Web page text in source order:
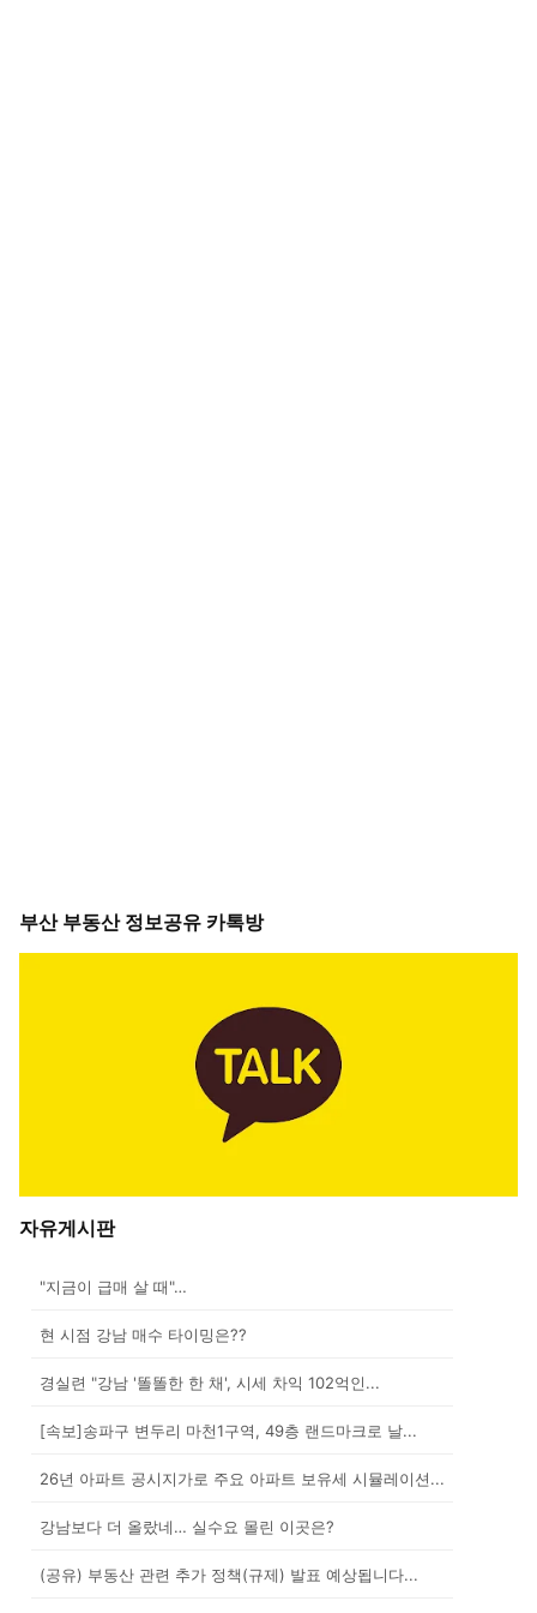
부산 부동산 정보공유 카톡방
자유게시판
"지금이 급매 살 때"…
현 시점 강남 매수 타이밍은??
경실련 "강남 '똘똘한 한 채', 시세 차익 102억인...
[속보]송파구 변두리 마천1구역, 49층 랜드마크로 날...
26년 아파트 공시지가로 주요 아파트 보유세 시뮬레이션...
강남보다 더 올랐네… 실수요 몰린 이곳은?
(공유) 부동산 관련 추가 정책(규제) 발표 예상됩니다...